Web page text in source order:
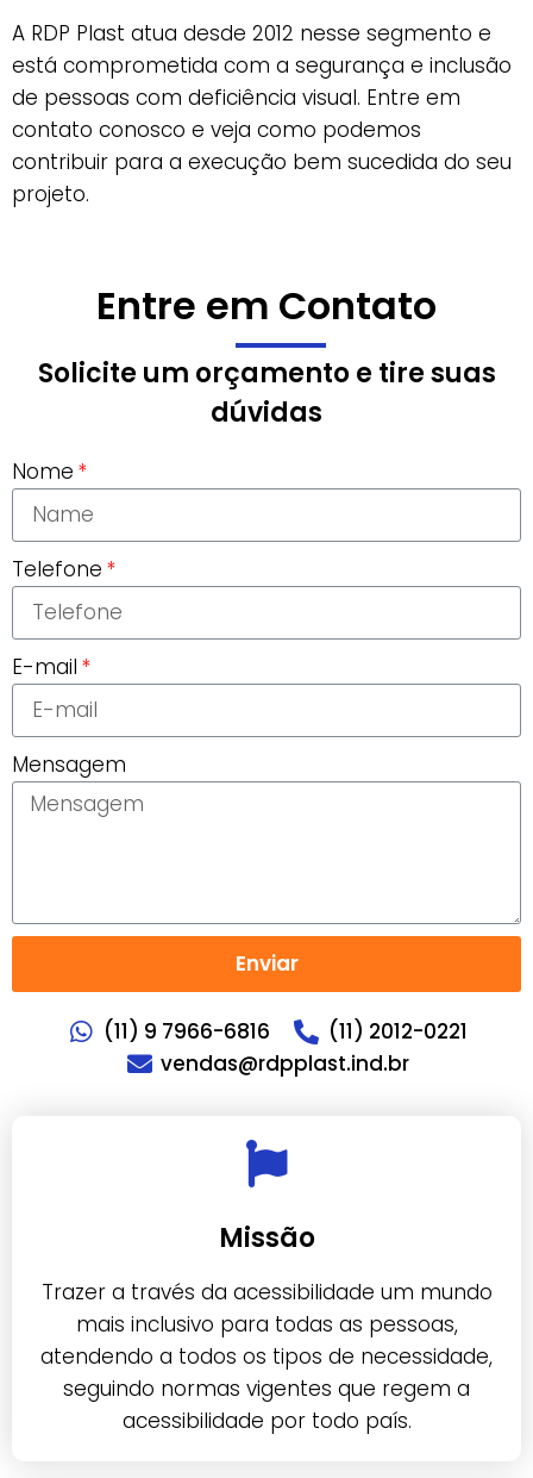
A RDP Plast atua desde 2012 nesse segmento e
está comprometida com a segurança e inclusão
de pessoas com deficiência visual. Entre em
contato conosco e veja como podemos
contribuir para a execução bem sucedida do seu
projeto.
Entre em Contato
Solicite um orçamento e tire suas
dúvidas
Nome
Telefone
E-mail
Mensagem
Enviar
(11) 9 7966-6816
(11) 2012-0221
vendas@rdpplast.ind.br
Missão
Trazer a través da acessibilidade um mundo
mais inclusivo para todas as pessoas,
atendendo a todos os tipos de necessidade,
seguindo normas vigentes que regem a
acessibilidade por todo país.